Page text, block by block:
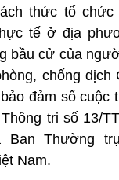
thức tổ chức
tế ở địa
bầu cử của
chống dịch
đảm số cuộc
tri số 13/
Ban Thường
Nam.